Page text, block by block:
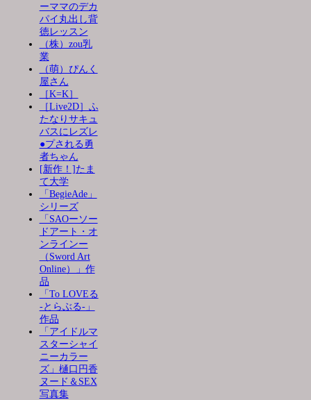
ーママのデカ
パイ丸出し背
徳レッスン
（株）zou乳
業
（萌）ぴんく
屋さん
［K=K］
［Live2D］ふ
たなりサキュ
バスにレズレ
●プされる勇
者ちゃん
[新作！]たま
て大学
「BegieAde」
シリーズ
「SAOーソー
ドアート・オ
ンラインー
（Sword Art
Online）」作
品
「To LOVEる
-とらぶる-」
作品
「アイドルマ
スターシャイ
ニーカラー
ズ」樋口円香
ヌード＆SEX
写真集